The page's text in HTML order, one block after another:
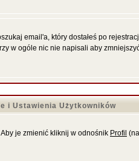
email'a, który dostałeś po
w ogóle nic nie napisali aby
i Ustawienia Użytkowników
je zmienić kliknij w odnośnik Profil